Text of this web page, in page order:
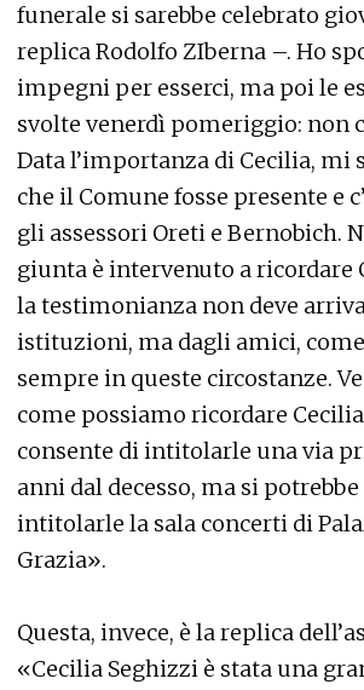
funerale si sarebbe celebrato
replica Rodolfo ZIberna –. Ho
impegni per esserci, ma poi le
svolte venerdì pomeriggio: non
Data l’importanza di Cecilia, mi
che il Comune fosse presente e
gli assessori Oreti e Bernobich.
giunta è intervenuto a ricordare
la testimonianza non deve
istituzioni, ma dagli amici, come
sempre in queste circostanze.
come possiamo ricordare
consente di intitolarle una via
anni dal decesso, ma si
intitolarle la sala concerti di
Grazia».
Questa, invece, è la replica
«Cecilia Seghizzi è stata una